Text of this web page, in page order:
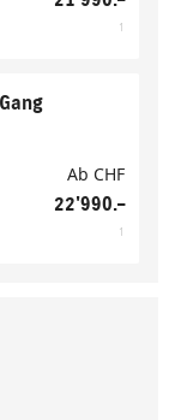
1
Ab CHF
22'990.–
1